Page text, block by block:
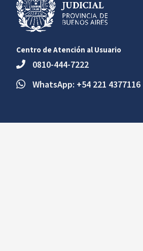
Centro de Atención al Usuario
0810-444-7222
WhatsApp: +54 221 4377116